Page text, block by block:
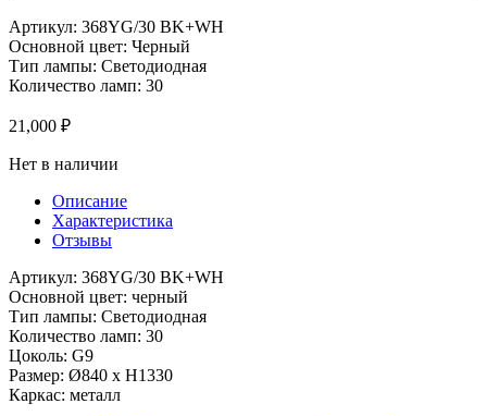
Артикул: 368YG/30 BK+WH
Основной цвет: Черный
Тип лампы: Светодиодная
Количество ламп: 30
21,000 ₽
Нет в наличии
Описание
Характеристика
Отзывы
Артикул: 368YG/30 BK+WH
Основной цвет: черный
Тип лампы: Светодиодная
Количество ламп: 30
Цоколь: G9
Размер: Ø840 x H1330
Каркас: металл